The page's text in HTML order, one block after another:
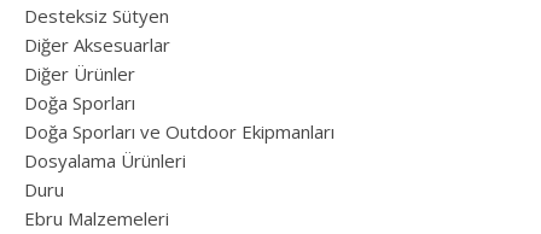
Desteksiz Sütyen
Diğer Aksesuarlar
Diğer Ürünler
Doğa Sporları
Doğa Sporları ve Outdoor Ekipmanları
Dosyalama Ürünleri
Duru
Ebru Malzemeleri